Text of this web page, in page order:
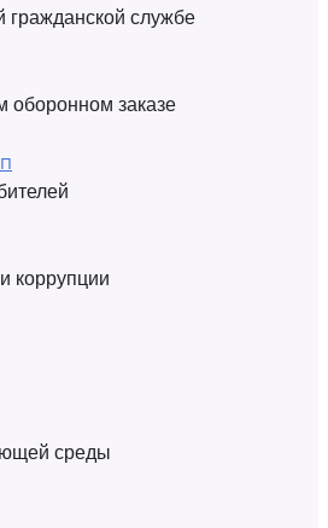
гражданской службе
оборонном заказе
коррупции
среды